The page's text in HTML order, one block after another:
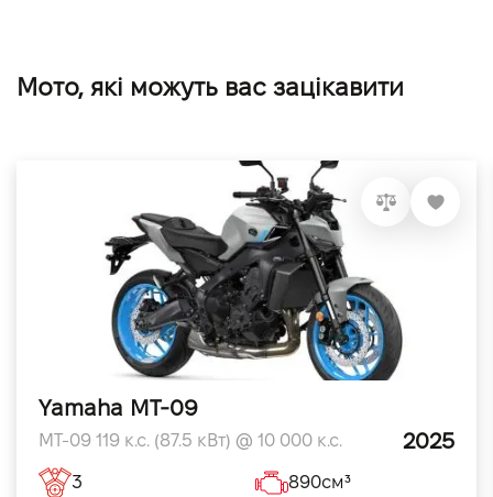
Мото, які можуть вас зацікавити
Yamaha MT-09
MT-09 119 к.с. (87.5 кВт) @ 10 000 к.с. 2025
3 890см³